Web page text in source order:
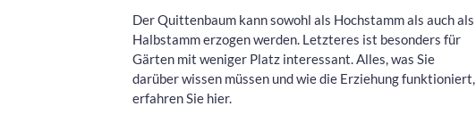
Der Quittenbaum kann sowohl als Hochstamm als auch als
Halbstamm erzogen werden. Letzteres ist besonders für
Gärten mit weniger Platz interessant. Alles, was Sie
darüber wissen müssen und wie die Erziehung funktioniert,
erfahren Sie hier.